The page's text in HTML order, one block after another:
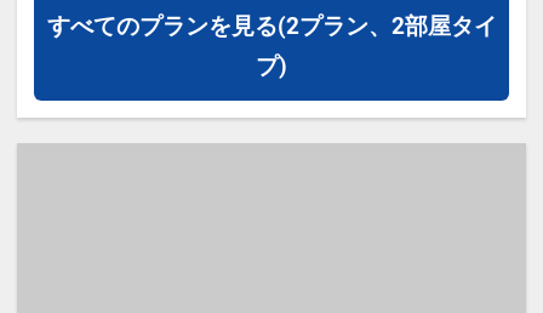
すべてのプランを見る(2プラン、2部屋タイ
プ)